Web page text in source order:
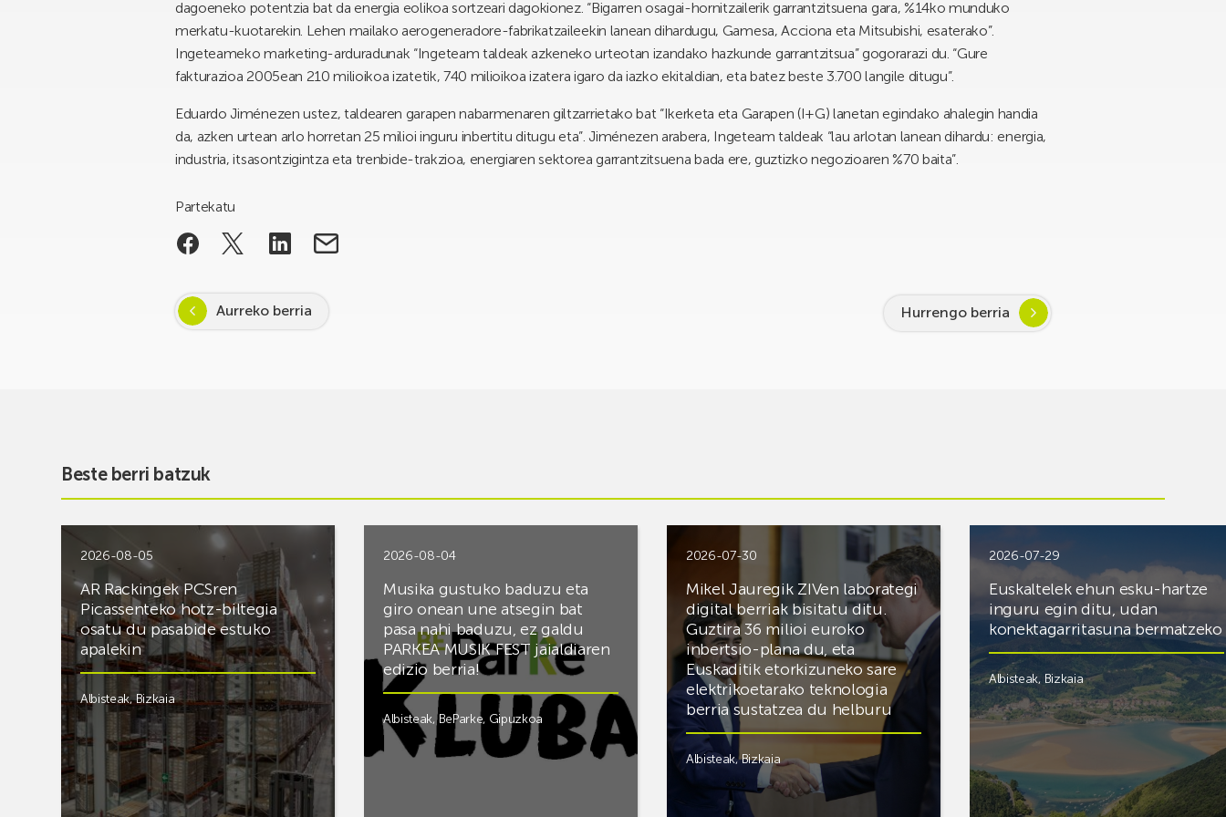
dagoeneko potentzia bat da energia eolikoa sortzeari dagokionez. “Bigarren osagai-hornitzailerik garrantzitsuena gara, %14ko munduko
merkatu-kuotarekin. Lehen mailako aerogeneradore-fabrikatzaileekin lanean dihardugu, Gamesa, Acciona eta Mitsubishi, esaterako”.
Ingeteameko marketing-arduradunak “Ingeteam taldeak azkeneko urteotan izandako hazkunde garrantzitsua” gogorarazi du. “Gure
fakturazioa 2005ean 210 milioikoa izatetik, 740 milioikoa izatera igaro da iazko ekitaldian, eta batez beste 3.700 langile ditugu”.
Eduardo Jiménezen ustez, taldearen garapen nabarmenaren giltzarrietako bat “Ikerketa eta Garapen (I+G) lanetan egindako ahalegin handia
da, azken urtean arlo horretan 25 milioi inguru inbertitu ditugu eta”. Jiménezen arabera, Ingeteam taldeak “lau arlotan lanean dihardu: energia,
industria, itsasontzigintza eta trenbide-trakzioa, energiaren sektorea garrantzitsuena bada ere, guztizko negozioaren %70 baita”.
Partekatu
Aurreko berria Hurrengo berria
Beste berri batzuk
2026-08-05
AR Rackingek PCSren
Picassenteko hotz-biltegia
osatu du pasabide estuko
apalekin
Albisteak,Bizkaia
2026-08-04
Musika gustuko baduzu eta
giro onean une atsegin bat
pasa nahi baduzu, ez galdu
PARKEA MUSIK FEST jaialdiaren
edizio berria!
Albisteak,BeParke, Gipuzkoa
2026-07-30
Mikel Jauregik ZIVen laborategi
digital berriak bisitatu ditu.
Guztira 36 milioi euroko
inbertsio-plana du, eta
Euskaditik etorkizuneko sare
elektrikoetarako teknologia
berria sustatzea du helburu
Albisteak,Bizkaia
2026-07-29
Euskaltelek ehun esku-hartze
inguru egin ditu, udan
konektagarritasuna bermatzeko
Albisteak, Bizkaia